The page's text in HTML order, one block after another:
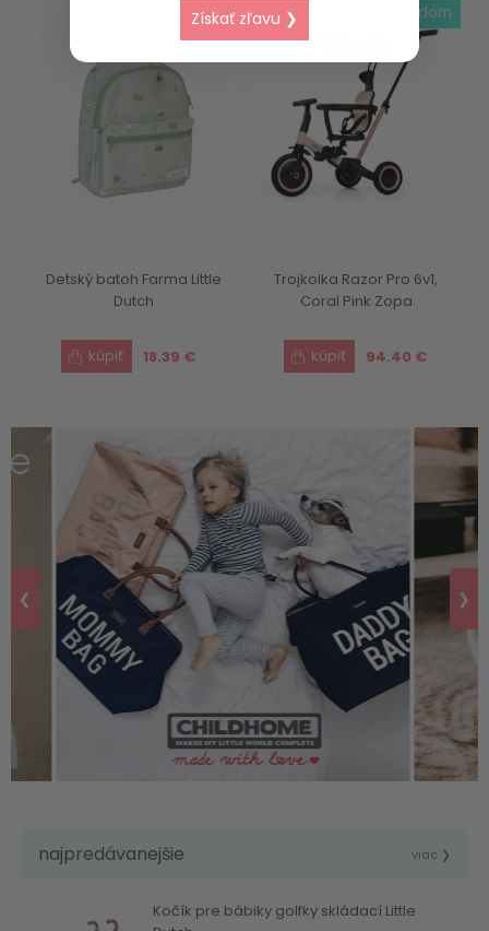
Detský batoh Farma Little
Dutch
18.39 €
do 7 dní
Trojkolka Razor Pro 6v1,
Coral Pink Zopa
94.40 €
skladom
❮ ❯
najpredávanejšie viac ❯
Kočík pre bábiky golfky skládací Little
Získať zľavu ❯